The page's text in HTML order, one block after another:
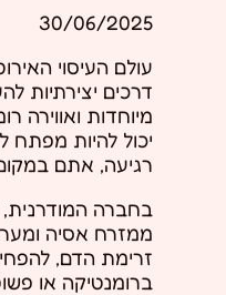
30/06/2025
עולם העיסוי
דרכים יצירתיות
מיוחדות
יכול להיות מפתח
רגיעה, אתם
בחברה המודרנית,
ממזרח אסיה
זרימת הדם,
ברומנטיקה או